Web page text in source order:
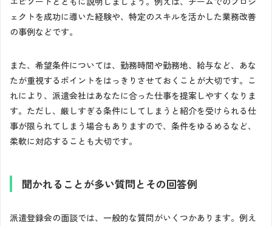
ェクトを成功に導いた経験や、特定のスキルを活かした業務改善
の事例などです。
また、希望条件については、勤務時間や勤務地、給与など、あな
たが重視するポイントをはっきりさせておくことが大切です。こ
れにより、派遣会社はあなたに合った仕事を提案しやすくなりま
す。ただし、厳しすぎる条件にしてしまうと紹介を受けられる仕
事が限られてしまう場合もありますので、条件をゆるめるなど、
柔軟に対応することも大切です。
聞かれることが多い質問とその回答例
派遣登録会の面談では、一般的な質問がいくつかあります。例え